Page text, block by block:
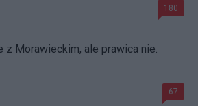
180
z Morawieckim, ale prawica nie.
67